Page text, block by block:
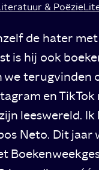
& Poëzie
de hater met
is hij ook
we terugvinden
en
leeswereld.
Neto. Dit jaar